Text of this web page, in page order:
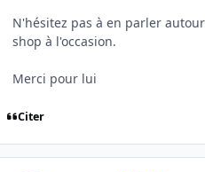
N'hésitez pas à en parler
shop à l'occasion.
Merci pour lui
Citer